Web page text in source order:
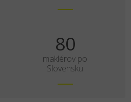
100
maklérov po
Slovensku